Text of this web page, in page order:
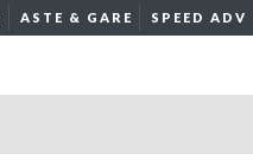
ASTE & GARE SPEED ADV